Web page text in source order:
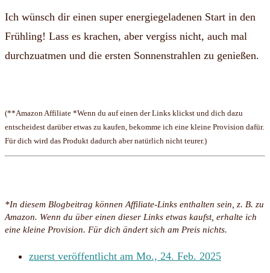
Ich wünsch dir einen super energiegeladenen Start in den
Frühling! Lass es krachen, aber vergiss nicht, auch mal
durchzuatmen und die ersten Sonnenstrahlen zu genießen.
(**Amazon Affiliate *Wenn du auf einen der Links klickst und dich dazu
entscheidest darüber etwas zu kaufen, bekomme ich eine kleine Provision dafür.
Für dich wird das Produkt dadurch aber natürlich nicht teurer.)
*In diesem Blogbeitrag können Affiliate-Links enthalten sein, z. B. zu
Amazon. Wenn du über einen dieser Links etwas kaufst, erhalte ich
eine kleine Provision. Für dich ändert sich am Preis nichts.
zuerst veröffentlicht am Mo., 24. Feb. 2025